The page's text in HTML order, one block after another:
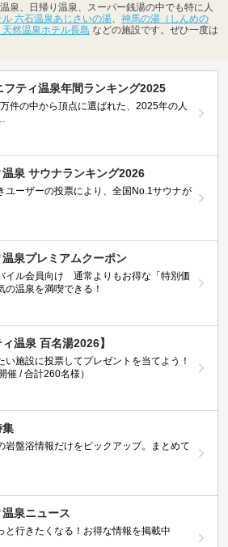
泉、日帰り温泉、スーパー銭湯の中でも特に人
六石温泉あじさいの湯
神馬の湯（しんめの
然温泉ホテル長島 などの施設です。ぜひ一度は
フティ温泉年間ランキング2025
件の中から頂点に選ばれた、2025年の人
温泉 サウナランキング2026
ユーザーの投票により、全国No.1サウナが
温泉プレミアムクーポン
イル会員向け 通常よりもお得な「特別価
の温泉を満喫できる！
ィ温泉 百名湯2026】
い施設に投票してプレゼントを当てよう！
催 / 合計260名様）
集
岩盤浴情報だけをピックアップ。まとめて
泉ニュース
と行きたくなる！お得な情報を掲載中